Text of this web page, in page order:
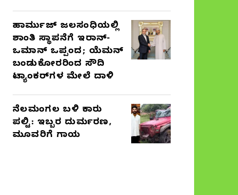
ಹಾರ್ಮುಜ್ ಜಲಸಂಧಿಯಲ್ಲಿ
ಶಾಂತಿ ಸ್ಥಾಪನೆಗೆ ಇರಾನ್-
ಒಮಾನ್ ಒಪ್ಪಂದ; ಯೆಮನ್
ಬಂಡುಕೋರರಿಂದ ಸೌದಿ
ಟ್ಯಾಂಕರ್‌ಗಳ ಮೇಲೆ ದಾಳಿ
ನೆಲಮಂಗಲ ಬಳಿ ಕಾರು
ಪಲ್ಟಿ: ಇಬ್ಬರ ದುರ್ಮರಣ,
ಮೂವರಿಗೆ ಗಾಯ